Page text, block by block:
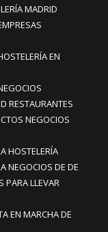
MADRID
EN
RESTAURANTES
NEGOCIOS
HOSTELERÍA
NEGOCIOS DE DE
PARA LLEVAR
EN MARCHA DE